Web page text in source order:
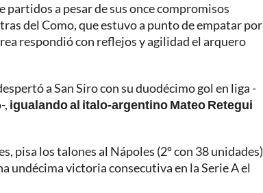
partidos a pesar de sus once compromisos
del Como, que estuvo a punto de empatar por
respondió con reflejos y agilidad el arquero
a San Siro con su duodécimo gol en liga -
, igualando al italo-argentino Mateo Retegui
pisa los talones al Nápoles (2º con 38 unidades)
undécima victoria consecutiva en la Serie A el